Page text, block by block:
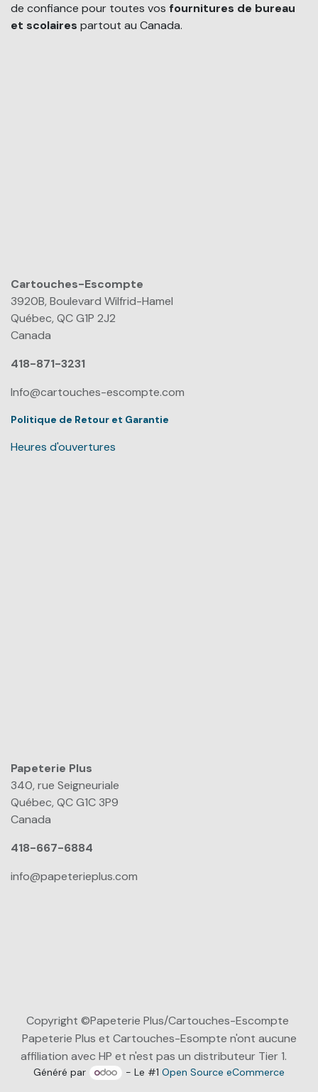
de confiance pour toutes vos fournitures de bureau
et scolaires partout au Canada.
Cartouches-Escompte
3920B, Boulevard Wilfrid-Hamel
Québec, QC G1P 2J2
Canada
418-871-3231
Info@cartouches-escompte.com
Politique de Retour et Garantie
Heures d'ouvertures
Papeterie Plus​
340, rue Seigneuriale
Québec, QC G1C 3P9
Canada
418-667-6884
info@papeterieplus.com
Copyright ©Papeterie Plus/Cartouches-Escompte
Papeterie Plus et Cartouches-Esompte n'ont aucune
affiliation avec HP et n'est pas un distributeur Tier 1.
Généré par - Le #1Open Source eCommerce